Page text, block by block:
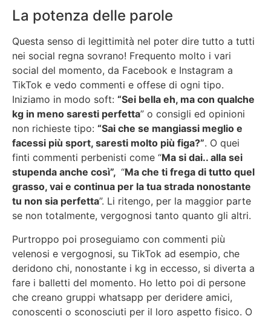
La potenza delle parole
Questa senso di legittimità nel poter dire tutto a tutti
nei social regna sovrano! Frequento molto i vari
social del momento, da Facebook e Instagram a
TikTok e vedo commenti e offese di ogni tipo.
Iniziamo in modo soft: “Sei bella eh, ma con qualche
kg in meno saresti perfetta” o consigli ed opinioni
non richieste tipo: “Sai che se mangiassi meglio e
facessi più sport, saresti molto più figa?”. O quei
finti commenti perbenisti come “Ma si dai.. alla sei
stupenda anche così”, “Ma che ti frega di tutto quel
grasso, vai e continua per la tua strada nonostante
tu non sia perfetta”. Li ritengo, per la maggior parte
se non totalmente, vergognosi tanto quanto gli altri.
Purtroppo poi proseguiamo con commenti più
velenosi e vergognosi, su TikTok ad esempio, che
deridono chi, nonostante i kg in eccesso, si diverta a
fare i balletti del momento. Ho letto poi di persone
che creano gruppi whatsapp per deridere amici,
conoscenti o sconosciuti per il loro aspetto fisico. O